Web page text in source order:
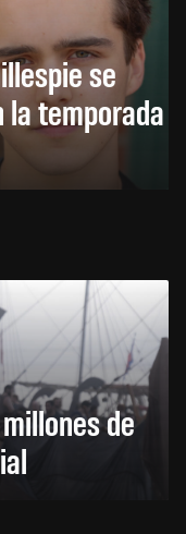
se
la temporada
de